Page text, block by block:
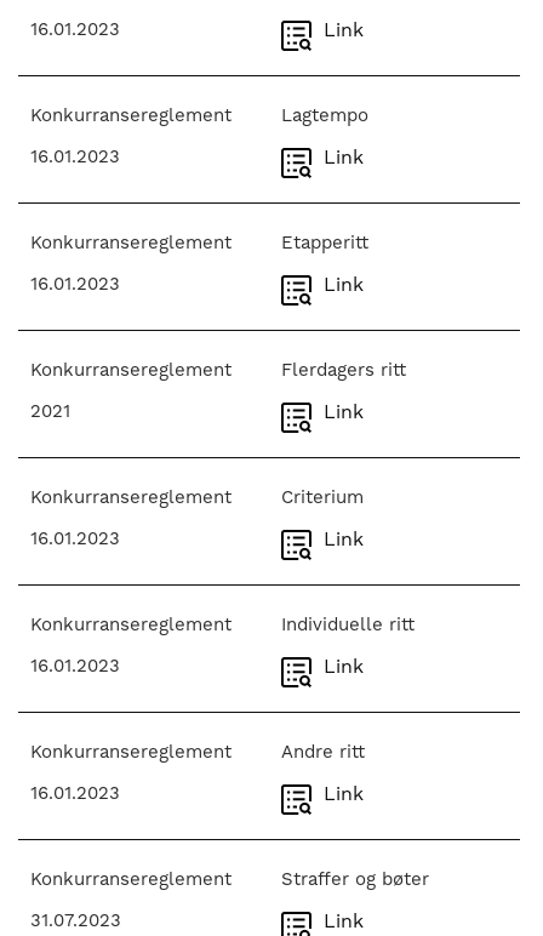
16.01.2023
Link
Konkurransereglement
Lagtempo
16.01.2023
Link
Konkurransereglement
Etapperitt
16.01.2023
Link
Konkurransereglement
Flerdagers ritt
2021
Link
Konkurransereglement
Criterium
16.01.2023
Link
Konkurransereglement
Individuelle ritt
16.01.2023
Link
Konkurransereglement
Andre ritt
16.01.2023
Link
Konkurransereglement
Straffer og bøter
31.07.2023
Link